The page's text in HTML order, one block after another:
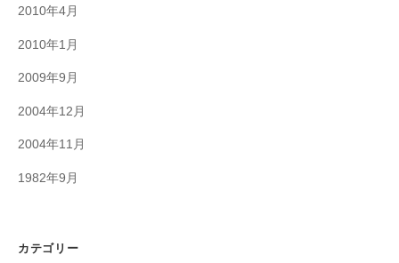
2010年4月
2010年1月
2009年9月
2004年12月
2004年11月
1982年9月
カテゴリー